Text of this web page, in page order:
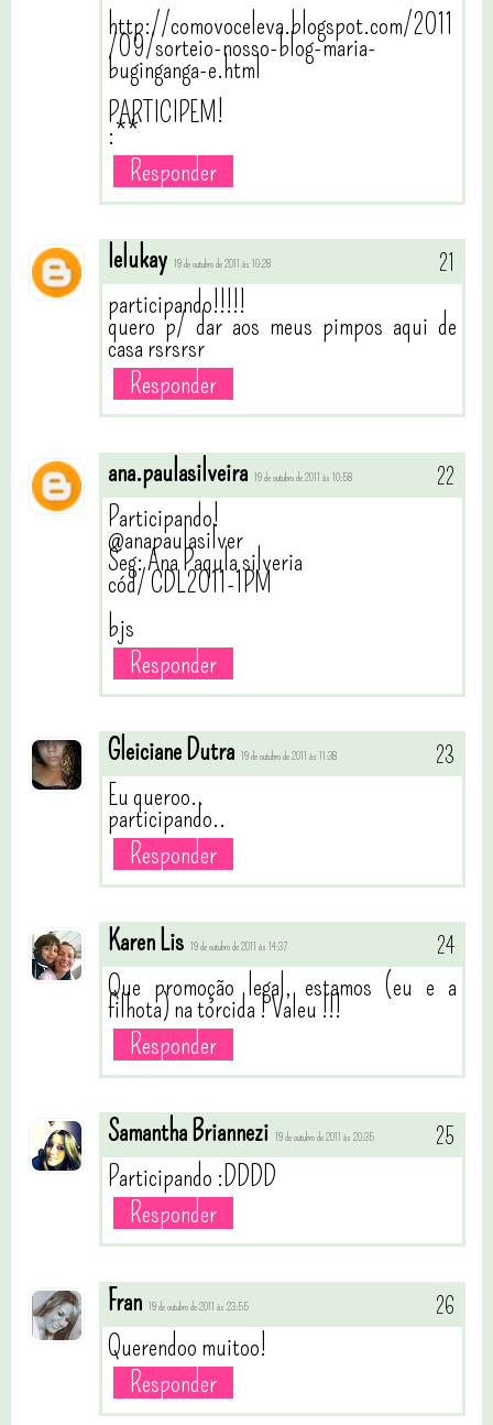
http://comovoceleva.blogspot.com/2011
/09/sorteio-nosso-blog-maria-
buginganga-e.html
PARTICIPEM!
:**
Responder
lelukay 19 de outubro de 2011 às 10:28
participando!!!!!
quero p/ dar aos meus pimpos aqui de
casa rsrsrsr
Responder
ana.paulasilveira 19 de outubro de 2011 às 10:58
Participando!
@anapaulasilver
Seg: Ana Paqula silveria
cód/ CDL2011-1PM
bjs
Responder
Gleiciane Dutra 19 de outubro de 2011 às 11:38
Eu queroo..
participando..
Responder
Karen Lis 19 de outubro de 2011 às 14:37
Que promoção legal, estamos (eu e a
filhota) na torcida ! Valeu !!!
Responder
Samantha Briannezi 19 de outubro de 2011 às 20:35
Participando :DDDD
Responder
Fran 19 de outubro de 2011 às 23:55
Querendoo muitoo!
Responder